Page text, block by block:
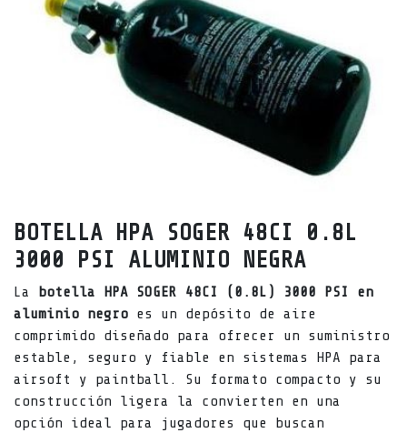
BOTELLA HPA SOGER 48CI 0.8L
3000 PSI ALUMINIO NEGRA
La
botella HPA SOGER 48CI (0.8L) 3000 PSI en
aluminio negro es un depósito de aire
comprimido diseñado para ofrecer un suministro
estable, seguro y fiable en sistemas HPA para
airsoft y paintball. Su formato compacto y su
construcción ligera la convierten en una
opción ideal para jugadores que buscan